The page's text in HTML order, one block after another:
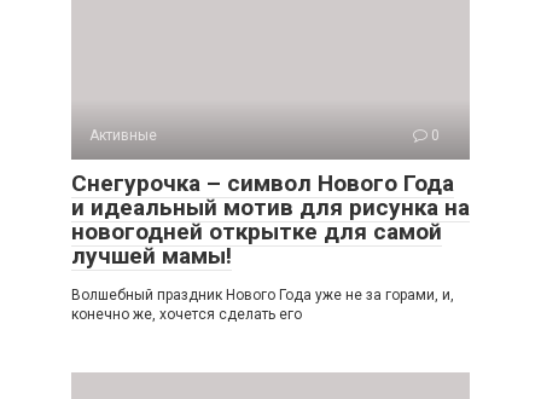
Активные 0
Снегурочка – символ Нового Года
и идеальный мотив для рисунка на
новогодней открытке для самой
лучшей мамы!
Волшебный праздник Нового Года уже не за горами, и,
конечно же, хочется сделать его